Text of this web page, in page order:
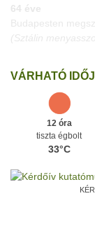
64 éve
Budapesten
(Sztálin
VÁRHATÓ
12 óra
tiszta égbolt
33°C